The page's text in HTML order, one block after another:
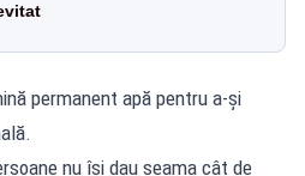
permanent apă pentru a-și
nu își dau seama cât de